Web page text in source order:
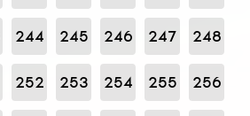
244 245 246 247 248
252 253 254 255 256